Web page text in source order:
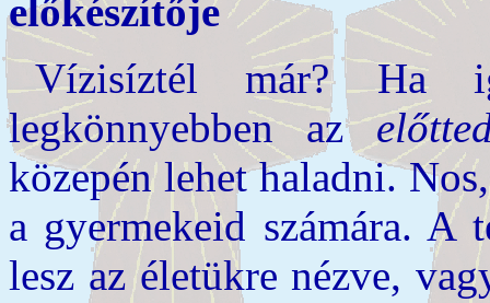
előkészítője
Vízisíztél már? Ha
legkönnyebben az
közepén lehet haladni.
a gyermekeid számára. A
lesz az életükre nézve,